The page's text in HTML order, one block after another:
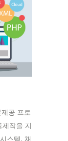
공 프로
작을 지
스템, 채